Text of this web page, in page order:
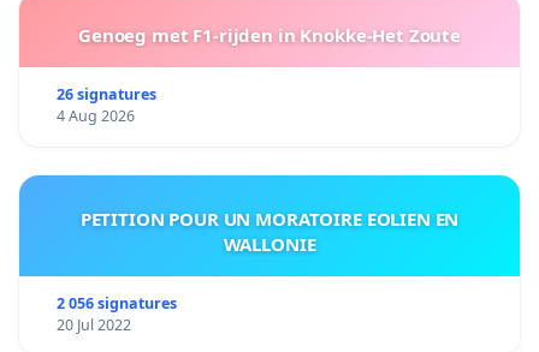
Genoeg met F1-rijden in Knokke-Het Zoute
26 signatures
4 Aug 2026
PETITION POUR UN MORATOIRE EOLIEN EN
WALLONIE
2 056 signatures
20 Jul 2022